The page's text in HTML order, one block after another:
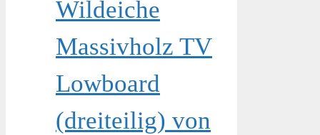
Wildeiche
Massivholz TV
Lowboard
(dreiteilig) von